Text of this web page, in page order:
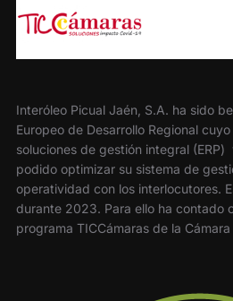
Interóleo Picual Jaén, S.A. ha sido
Europeo de Desarrollo Regional
soluciones de gestión integral
podido optimizar su sistema de
operatividad con los interlocutores.
durante 2023. Para ello ha contado
programa TICCámaras de la